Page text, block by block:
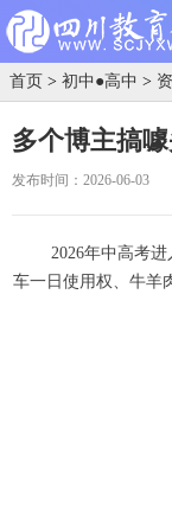
首页 > 初中●高中 >
多个博主搞
发布时间：2026-06-03
2026年中高考
车一日使用权、牛羊